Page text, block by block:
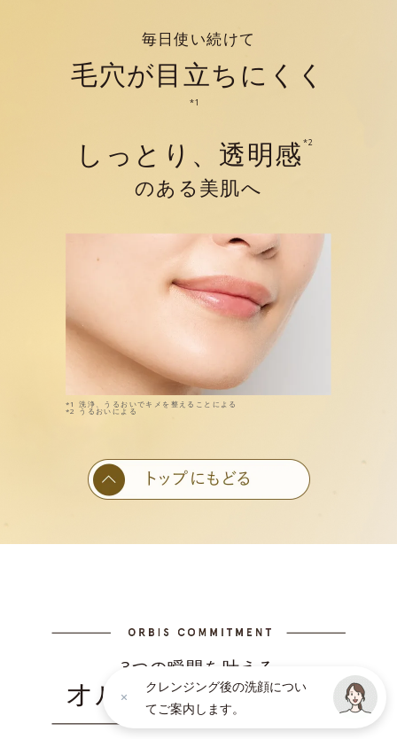
毎日使い続けて
毛穴が目立ちにくく
*1
しっとり、透明感 *2
のある美肌へ
*1 洗浄、うるおいでキメを整えることによる
*2 うるおいによる
3つの瞬間を叶える
オルビスのこだわり
クレンジング後の洗顔につい
てご案内します。